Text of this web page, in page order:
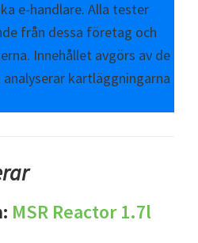
e-handlare. Alla tester
från dessa företag och
Innehållet avgörs av de
kartläggningarna
MSR Reactor 1.7l